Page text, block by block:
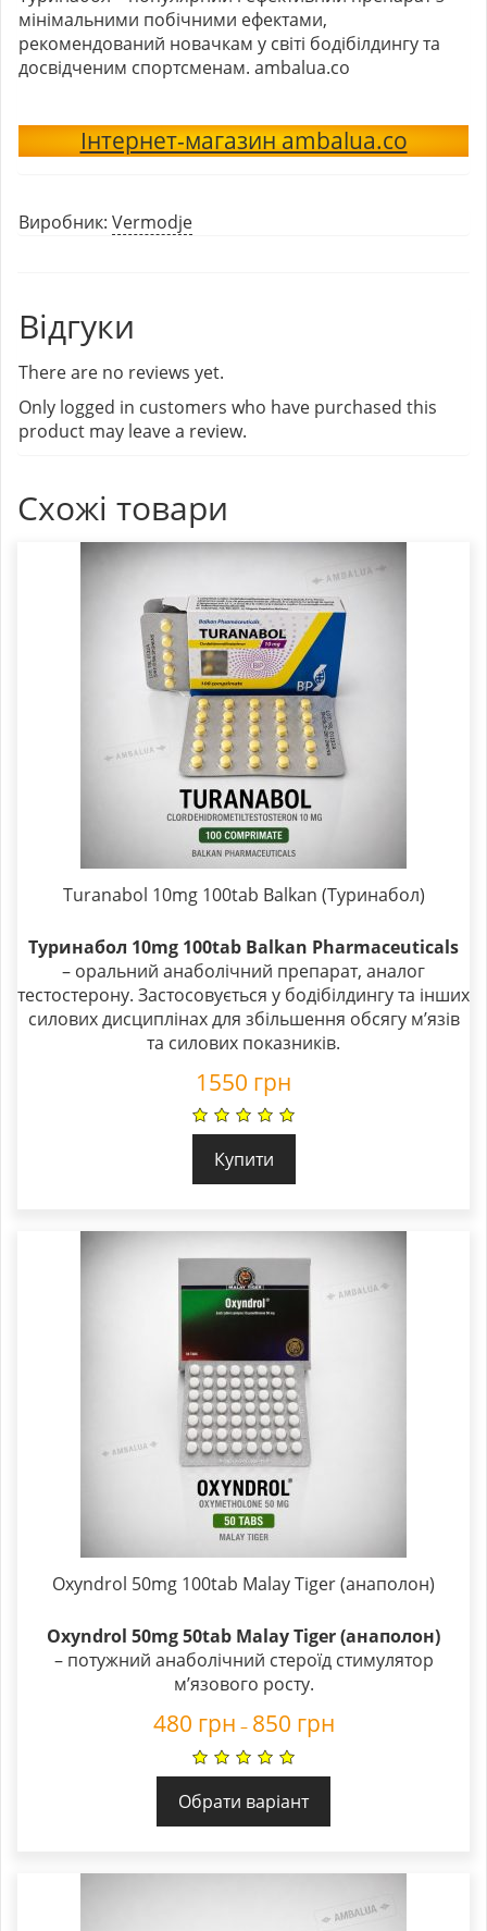
мінімальними побічними ефектами,
рекомендований новачкам у світі бодібілдингу та
досвідченим спортсменам. ambalua.co
Інтернет-магазин ambalua.co
Виробник: Vermodje
Відгуки
There are no reviews yet.
Only logged in customers who have purchased this
product may leave a review.
Схожі товари
Turanabol 10mg 100tab Balkan (Туринабол)
Туринабол 10mg 100tab Balkan Pharmaceuticals
– оральний анаболічний препарат, аналог
тестостерону. Застосовується у бодібілдингу та інших
силових дисциплінах для збільшення обсягу м’язів
та силових показників.
1550 грн
Купити
Oxyndrol 50mg 100tab Malay Tiger (анаполон)
Oxyndrol 50mg 50tab Malay Tiger (анаполон)
– потужний анаболічний стероїд стимулятор
м’язового росту.
480 грн – 850 грн
Обрати варіант